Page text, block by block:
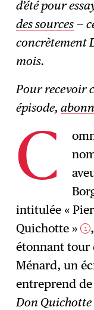
d’été pour
des sources —
concrètement
mois.
Pour recevoir
épisode,
C
intitulée «
Quichotte » 1
étonnant tour
Ménard, un
entreprend
Don Quichotte